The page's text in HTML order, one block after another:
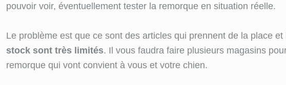
pouvoir voir, éventuellement tester la remorque en situation réelle.
Le problème est que ce sont des articles qui prennent de la place et
stock sont très limités. Il vous faudra faire plusieurs magasins
remorque qui vont convient à vous et votre chien.